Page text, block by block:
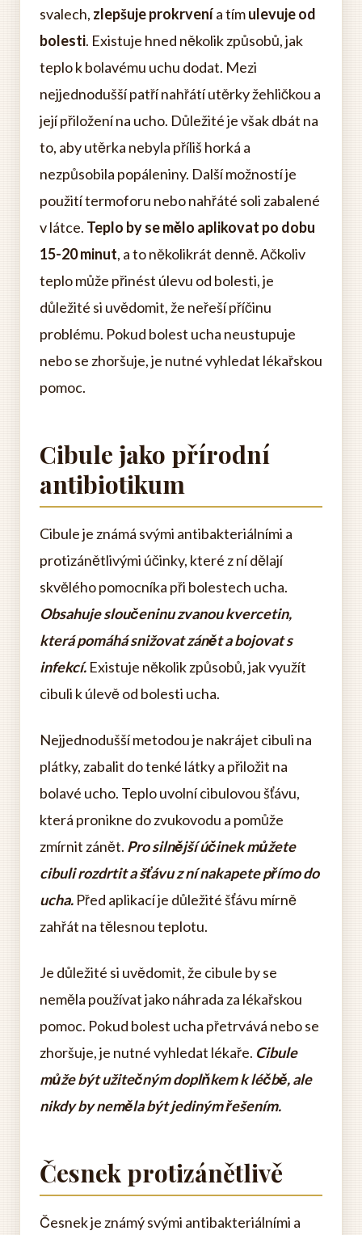
svalech, zlepšuje prokrvenía tímulevuje od
bolesti. Existuje hned několik způsobů, jak
teplo k bolavému uchu dodat. Mezi
nejjednodušší patří nahřátí utěrky žehličkou a
její přiložení na ucho. Důležité je však dbát na
to, aby utěrka nebyla příliš horká a
nezpůsobila popáleniny. Další možností je
použití termoforu nebo nahřáté soli zabalené
v látce. Teplo by se mělo aplikovat po dobu
15-20 minut, a to několikrát denně. Ačkoliv
teplo může přinést úlevu od bolesti, je
důležité si uvědomit, že neřeší příčinu
problému. Pokud bolest ucha neustupuje
nebo se zhoršuje, je nutné vyhledat lékařskou
pomoc.
Cibule jako přírodní
antibiotikum
Cibule je známá svými antibakteriálními a
protizánětlivými účinky, které z ní dělají
skvělého pomocníka při bolestech ucha.
Obsahuje sloučeninu zvanou kvercetin,
která pomáhá snižovat zánět a bojovat s
infekcí. Existuje několik způsobů, jak využít
cibuli k úlevě od bolesti ucha.
Nejjednodušší metodou je nakrájet cibuli na
plátky, zabalit do tenké látky a přiložit na
bolavé ucho. Teplo uvolní cibulovou šťávu,
která pronikne do zvukovodu a pomůže
zmírnit zánět. Pro silnější účinek můžete
cibuli rozdrtit a šťávu z ní nakapete přímo do
ucha. Před aplikací je důležité šťávu mírně
zahřát na tělesnou teplotu.
Je důležité si uvědomit, že cibule by se
neměla používat jako náhrada za lékařskou
pomoc. Pokud bolest ucha přetrvává nebo se
zhoršuje, je nutné vyhledat lékaře. Cibule
může být užitečným doplňkem k léčbě, ale
nikdy by neměla být jediným řešením.
Česnek protizánětlivě
Česnek je známý svými antibakteriálními a